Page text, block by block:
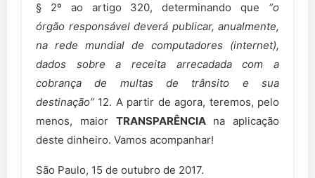
§ 2º ao artigo 320, determinando que “o
órgão responsável deverá publicar, anualmente,
na rede mundial de computadores (internet),
dados sobre a receita arrecadada com a
cobrança de multas de trânsito e sua
destinação” 12. A partir de agora, teremos, pelo
menos, maior TRANSPARÊNCIA na aplicação
deste dinheiro. Vamos acompanhar!
São Paulo, 15 de outubro de 2017.